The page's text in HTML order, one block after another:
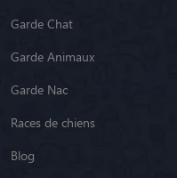
Garde Chat
Garde Animaux
Garde Nac
Races de chiens
Blog